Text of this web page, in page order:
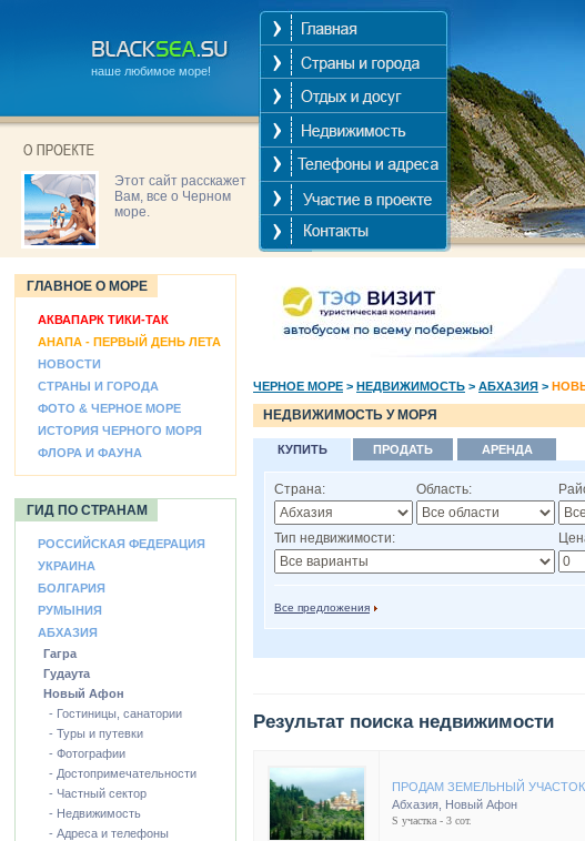
наше любимое море!
Этот сайт расскажет
Вам, все о Черном
море.
ГЛАВНОЕ О МОРЕ
АКВАПАРК ТИКИ-ТАК
АНАПА - ПЕРВЫЙ ДЕНЬ ЛЕТА
НОВОСТИ
СТРАНЫ И ГОРОДА
ФОТО & ЧЕРНОЕ МОРЕ
ИСТОРИЯ ЧЕРНОГО МОРЯ
ФЛОРА И ФАУНА
ГИД ПО СТРАНАМ
РОССИЙСКАЯ ФЕДЕРАЦИЯ
УКРАИНА
БОЛГАРИЯ
РУМЫНИЯ
АБХАЗИЯ
Гагра
Гудаута
Новый Афон
- Гостиницы, санатории
- Туры и путевки
- Фотографии
- Достопримечательности
- Частный сектор
- Недвижимость
- Адреса и телефоны
ЧЕРНОЕ МОРЕ > НЕДВИЖИМОСТЬ > АБХАЗИЯ >
НЕДВИЖИМОСТЬ У МОРЯ
КУПИТЬ ПРОДАТЬ АРЕНДА
Страна: Область:
Тип недвижимости:
Все предложения
Результат поиска недвижимости
ПРОДАМ ЗЕМЕЛЬНЫЙ
Абхазия Новый Афон
S участка - 3 сот.